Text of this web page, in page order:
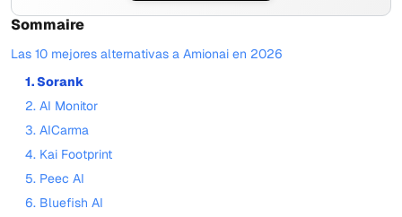
Sommaire
Las 10 mejores alternativas a Amionai en 2026
1. Sorank
2. AI Monitor
3. AICarma
4. Kai Footprint
5. Peec AI
6. Bluefish AI